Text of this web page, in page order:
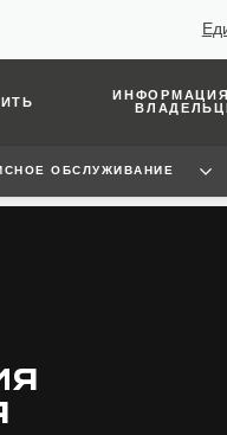
ОБСЛУЖИВАНИЕ